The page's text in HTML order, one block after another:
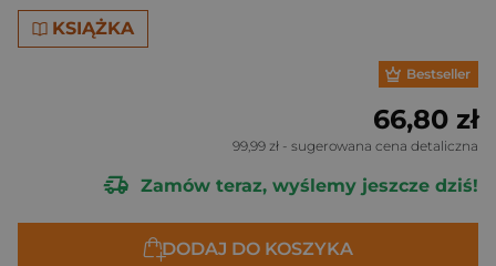
KSIĄŻKA
Bestseller
66,80 zł
99,99 zł - sugerowana cena detaliczna
Zamów teraz, wyślemy jeszcze dziś!
DODAJ DO KOSZYKA